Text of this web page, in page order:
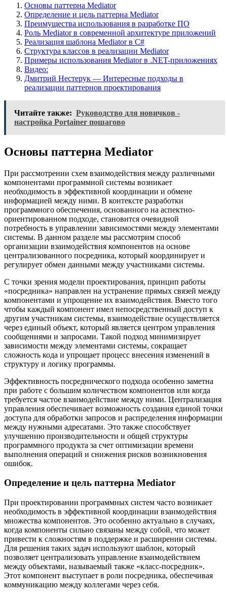
Основы паттерна Mediator
Определение и цель паттерна Mediator
Преимущества использования в разработке ПО
Роль Mediator в современной архитектуре приложений
Реализация шаблона Mediator в C#
Структура классов в реализации Mediator
Примеры использования Mediator в .NET-приложениях
Видео:
Дмитрий Нестерук — Интересные подходы в
реализации паттернов проектирования
Читайте также: Руководство для новичков -
настройка Portainer пошагово
Основы паттерна Mediator
При рассмотрении схем взаимодействия между различными
компонентами программной системы возникает
необходимость в эффективной координации и обмене
информацией между ними. В контексте разработки
программного обеспечения, основанного на аспектно-
ориентированном подходе, становится очевидной
потребность в управлении зависимостями между элементами
системы. В данном разделе мы рассмотрим способ
организации взаимодействия компонентов на основе
централизованного посредника, который координирует и
регулирует обмен данными между участниками системы.
С точки зрения модели проектирования, принцип работы
«посредника» направлен на устранение прямых связей между
компонентами и упрощение их взаимодействия. Вместо того
чтобы каждый компонент имел непосредственный доступ к
другим участникам системы, взаимодействие осуществляется
через единый объект, который является центром управления
сообщениями и запросами. Такой подход минимизирует
зависимости между элементами системы, сокращает
сложность кода и упрощает процесс внесения изменений в
структуру и логику программы.
Эффективность посреднического подхода особенно заметна
при работе с большим количеством компонентов или когда
требуется частое взаимодействие между ними. Централизация
управления обеспечивает возможность создания единой точки
доступа для обработки запросов и распределения информации
между нужными адресатами. Это также способствует
улучшению производительности и общей структуры
программного продукта за счет оптимизации времени
выполнения операций и снижения рисков возникновения
ошибок.
Определение и цель паттерна Mediator
При проектировании программных систем часто возникает
необходимость в эффективной координации взаимодействия
множества компонентов. Это особенно актуально в случаях,
когда компоненты сильно связаны между собой, что может
привести к сложностям в поддержке и расширении системы.
Для решения таких задач используют шаблон, который
позволяет централизовать управление взаимодействием
между объектами, называемый также «класс-посредник».
Этот компонент выступает в роли посредника, обеспечивая
коммуникацию между коллегами через себя.